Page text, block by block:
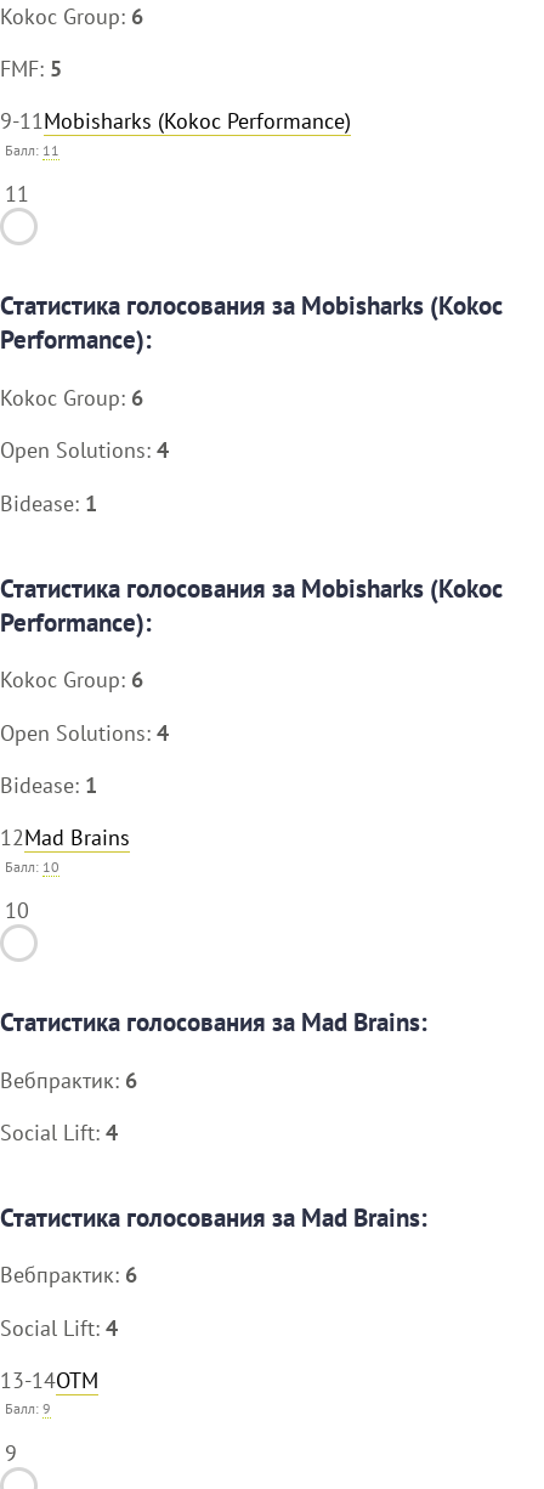
Kokoc Group: 6
FMF: 5
9-11Mobisharks (Kokoc Performance)
Балл: 11
11
Статистика голосования за Mobisharks (Kokoc
Performance):
Kokoc Group: 6
Open Solutions: 4
Bidease: 1
Статистика голосования за Mobisharks (Kokoc
Performance):
Kokoc Group: 6
Open Solutions: 4
Bidease: 1
12Mad Brains
Балл: 10
10
Статистика голосования за Mad Brains:
Вебпрактик: 6
Social Lift: 4
Статистика голосования за Mad Brains:
Вебпрактик: 6
Social Lift: 4
13-14ОТМ
Балл:9
9